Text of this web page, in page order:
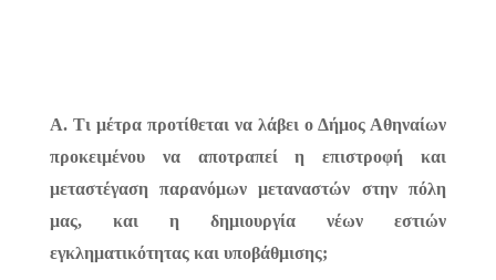
Α. Τι μέτρα προτίθεται να λάβει ο Δήμος Αθηναίων
προκειμένου να αποτραπεί η επιστροφή και
μεταστέγαση παρανόμων μεταναστών στην πόλη
μας, και η δημιουργία νέων εστιών
εγκληματικότητας και υποβάθμισης;